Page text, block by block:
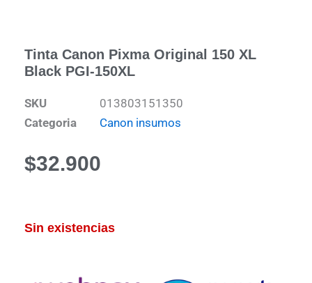
Tinta Canon Pixma Original 150 XL
Black PGI-150XL
SKU
013803151350
Categoria
Canon insumos
$32.900
Sin existencias